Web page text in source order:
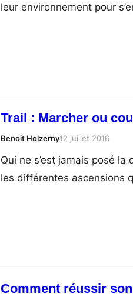
leur environnement pour
Trail : Marcher ou
Benoit Holzerny12 juillet 2016
Qui ne s’est jamais posé
les différentes ascensions
Comment réussir